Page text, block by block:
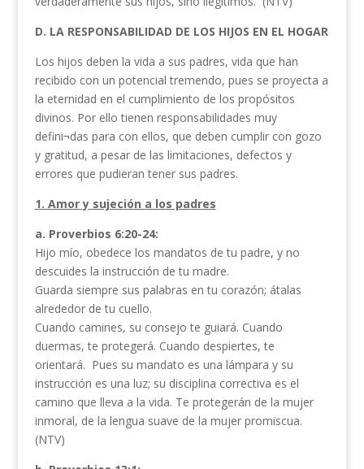
D. LA RESPONSABILIDAD DE LOS HIJOS EN EL HOGAR
Los hijos deben la vida a sus padres, vida que han
recibido con un potencial tremendo, pues se proyecta a
la eternidad en el cumplimiento de los propósitos
divinos. Por ello tienen responsabilidades muy
defini¬das para con ellos, que deben cumplir con gozo
y gratitud, a pesar de las limitaciones, defectos y
errores que pudieran tener sus padres.
1. Amor y sujeción a los padres
a. Proverbios 6:20-24:
Hijo mío, obedece los mandatos de tu padre, y no
descuides la instrucción de tu madre.
Guarda siempre sus palabras en tu corazón; átalas
alrededor de tu cuello.
Cuando camines, su consejo te guiará. Cuando
duermas, te protegerá. Cuando despiertes, te
orientará. Pues su mandato es una lámpara y su
instrucción es una luz; su disciplina correctiva es el
camino que lleva a la vida. Te protegerán de la mujer
inmoral, de la lengua suave de la mujer promiscua.
(NTV)